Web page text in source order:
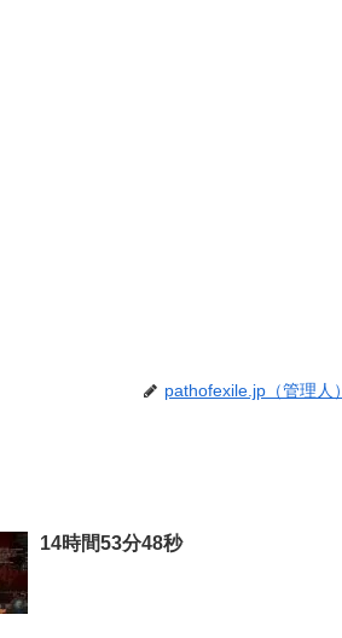
pathofexile.jp（管理人）
14時間53分48秒